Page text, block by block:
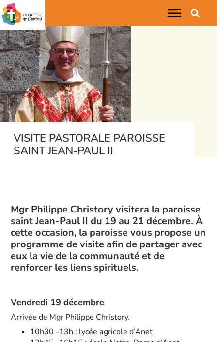
VISITE PASTORALE PAROISSE
SAINT JEAN-PAUL II
Mgr Philippe Christory visitera la paroisse
saint Jean-Paul II du 19 au 21 décembre. À
cette occasion, la paroisse vous propose un
programme de visite afin de partager avec
eux la vie de la communauté et de
renforcer les liens spirituels.
Vendredi 19 décembre
Arrivée de Mgr Philippe Christory.
10h30 -13h : lycée agricole d’Anet